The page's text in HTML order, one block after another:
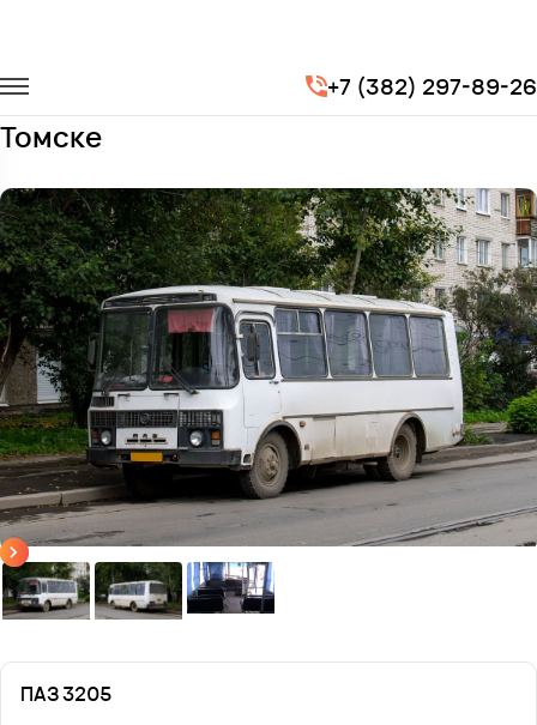
+7 (382) 297-89-26
ПАЗ 3205
Заказать ПАЗ 3205 с водителем в
Томске
ПАЗ 3205